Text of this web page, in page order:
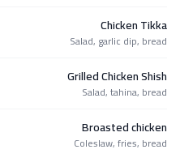
Chicken Tikka
Salad, garlic dip, bread
Grilled Chicken Shish
Salad, tahina, bread
Broasted chicken
Coleslaw, fries, bread